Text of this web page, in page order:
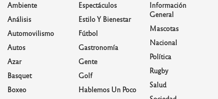
Ambiente
Análisis
Automovilismo
Autos
Azar
Basquet
Boxeo
Espectáculos
Estilo Y Bienestar
Fútbol
Gastronomía
Gente
Golf
Hablemos Un Poco
Información
General
Mascotas
Nacional
Política
Rugby
Salud